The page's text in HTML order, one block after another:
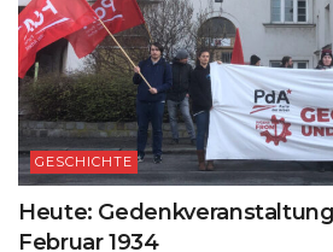
GESCHICHTE
Heute:
Februar 1934